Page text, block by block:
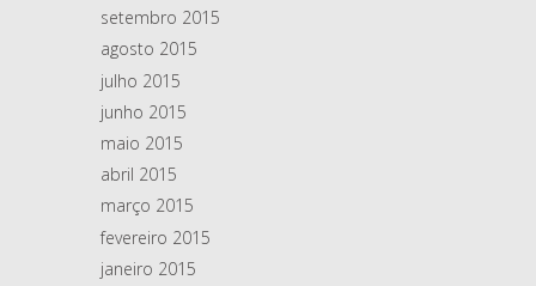
setembro 2015
agosto 2015
julho 2015
junho 2015
maio 2015
abril 2015
março 2015
fevereiro 2015
janeiro 2015